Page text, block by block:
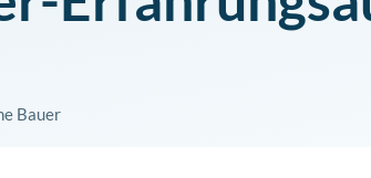
Bauer